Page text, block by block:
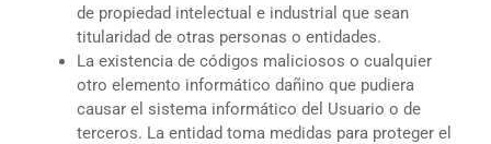
de propiedad intelectual e industrial que sean
titularidad de otras personas o entidades.
La existencia de códigos maliciosos o cualquier
otro elemento informático dañino que pudiera
causar el sistema informático del Usuario o de
terceros. La entidad toma medidas para proteger el